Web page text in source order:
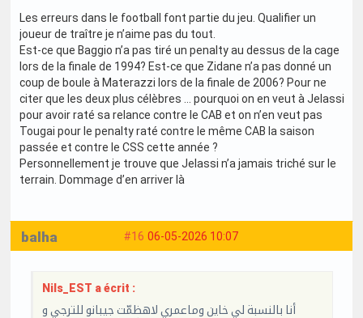
Les erreurs dans le football font partie du jeu. Qualifier un
joueur de traître je n’aime pas du tout.
Est-ce que Baggio n’a pas tiré un penalty au dessus de la cage
lors de la finale de 1994? Est-ce que Zidane n’a pas donné un
coup de boule à Materazzi lors de la finale de 2006? Pour ne
citer que les deux plus célèbres … pourquoi on en veut à Jelassi
pour avoir raté sa relance contre le CAB et on n’en veut pas
Tougai pour le penalty raté contre le même CAB la saison
passée et contre le CSS cette année ?
Personnellement je trouve que Jelassi n’a jamais triché sur le
terrain. Dommage d’en arriver là
#16 06-05-2026 10:07
balha
Nils_EST a écrit :
أنا بالنسبة لي خاين وماعمري لاهظمّت جيبانو للترجي و